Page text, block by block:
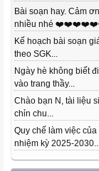
Bài soạn hay. Cảm
nhiều nhé
Kế hoạch bài soạn
theo SGK...
Ngày hè không biết
vào trang thầy...
Chào bạn N, tài liệu
chỉn chu...
Quy chế làm việc
nhiệm kỳ 2025-